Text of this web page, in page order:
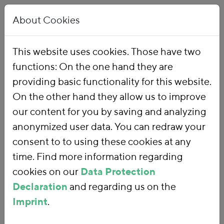
Our Work Topics Environmental Financial Reform
Environmental
Financial Reform
With an environmental financial
reform
About Cookies
This website uses cookies. Those have two
functions: On the one hand they are
providing basic functionality for this website.
On the other hand they allow us to improve
our content for you by saving and analyzing
anonymized user data. You can redraw your
consent to to using these cookies at any
time. Find more information regarding
cookies on our Data Protection
Declaration and regarding us on the
Imprint.